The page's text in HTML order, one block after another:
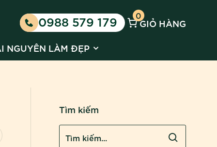
0988 579 179 GIỎ HÀNG
0
doanh cùng Huyền Phi
submenu for Tin tức
NGUYÊN LÀM ĐẸP Show submenu for Tài nguyên
Tìm kiếm